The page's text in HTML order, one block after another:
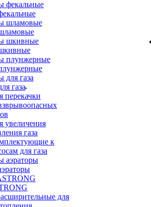
газа
перекачки
увеличения
газа
к
для газа